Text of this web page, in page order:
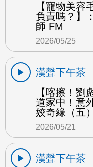
【寵物美容
負責嗎？】
師 FM
2026/05/25
漢聲下午茶
【喀擦！
道家中！意
姣奇緣（五
2026/05/21
漢聲下午茶